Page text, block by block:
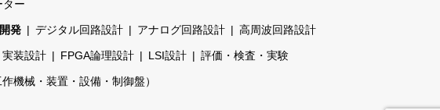
ター
発 デジタル回路設計 アナログ回路設計 高周波回路設計
装設計 FPGA論理設計 LSI設計 評価・検査・実験
機械・装置・設備・制御盤）